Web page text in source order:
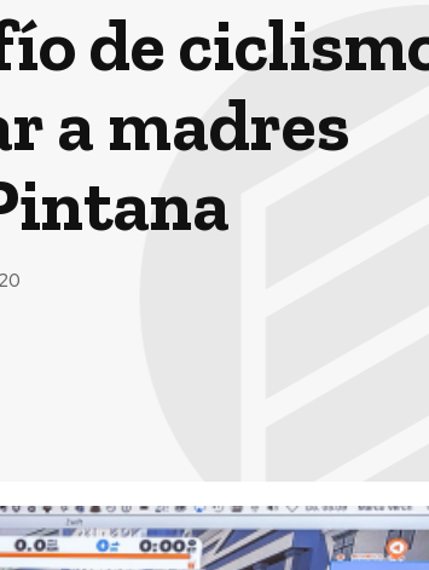
de
a madres